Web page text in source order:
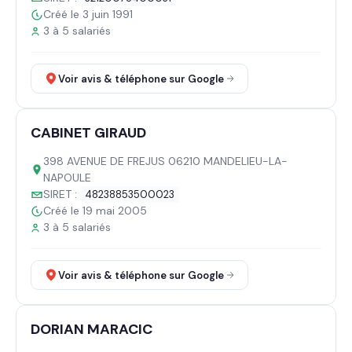
Créé le 3 juin 1991
3 à 5 salariés
Voir avis & téléphone sur Google
CABINET GIRAUD
398 AVENUE DE FREJUS 06210 MANDELIEU-LA-
NAPOULE
SIRET :
48238853500023
Créé le 19 mai 2005
3 à 5 salariés
Voir avis & téléphone sur Google
DORIAN MARACIC